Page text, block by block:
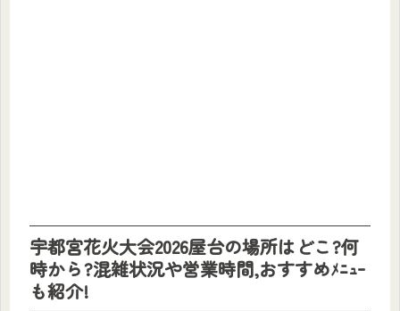
宇都宮花火大会2026屋台の場所はどこ?何
時から?混雑状況や営業時間,おすすめﾒﾆｭｰ
も紹介!